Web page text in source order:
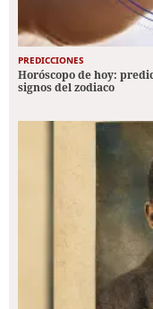
PREDICCIONES
Horóscopo de hoy:
signos del zodiaco